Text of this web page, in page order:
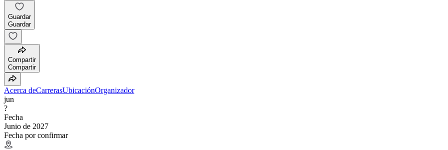
Guardar
Guardar
Compartir
Compartir
Acerca deCarrerasUbicaciónOrganizador
jun
?
Fecha
Junio de 2027
Fecha por confirmar